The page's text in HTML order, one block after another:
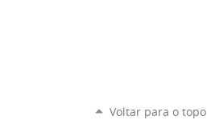
Voltar para o topo